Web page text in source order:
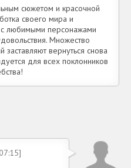
сюжетом и красочной
своего мира и
любимыми персонажами
Множество
заставляют вернуться снова
для всех поклонников